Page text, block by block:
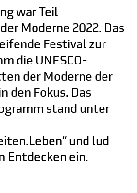
war Teil
Moderne 2022. Das
Festival zur
die UNESCO-
der Moderne der
den Fokus. Das
stand unter
und lud
Entdecken ein.